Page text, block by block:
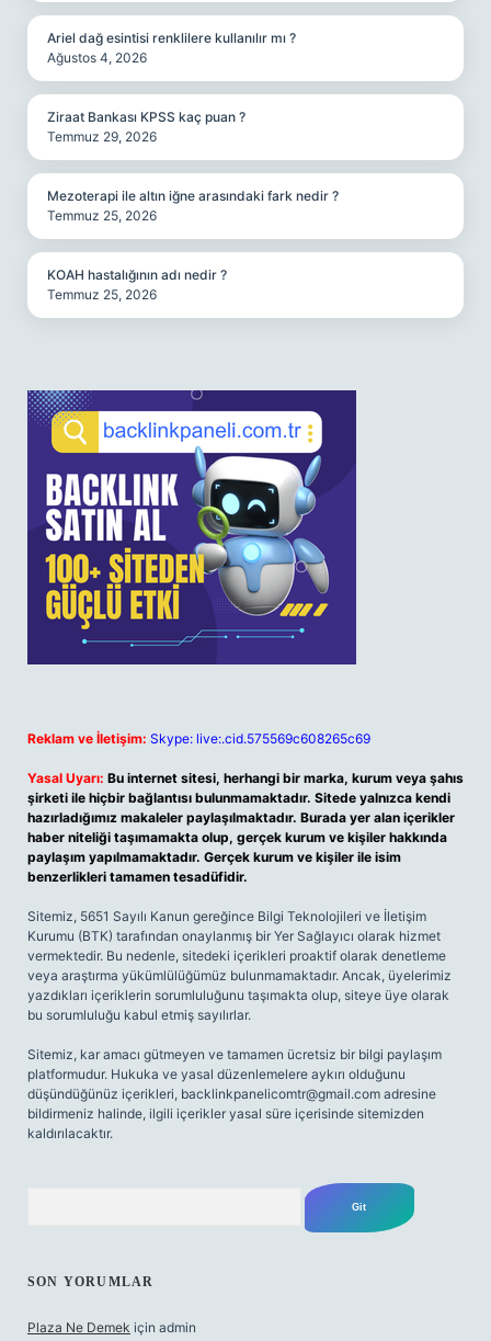
Ariel dağ esintisi renklilere kullanılır mı ?
Ağustos 4, 2026
Ziraat Bankası KPSS kaç puan ?
Temmuz 29, 2026
Mezoterapi ile altın iğne arasındaki fark nedir ?
Temmuz 25, 2026
KOAH hastalığının adı nedir ?
Temmuz 25, 2026
Reklam ve İletişim: Skype: live:.cid.575569c608265c69
Yasal Uyarı: Bu internet sitesi, herhangi bir marka, kurum veya şahıs
şirketi ile hiçbir bağlantısı bulunmamaktadır. Sitede yalnızca kendi
hazırladığımız makaleler paylaşılmaktadır. Burada yer alan içerikler
haber niteliği taşımamakta olup, gerçek kurum ve kişiler hakkında
paylaşım yapılmamaktadır. Gerçek kurum ve kişiler ile isim
benzerlikleri tamamen tesadüfidir.
Sitemiz, 5651 Sayılı Kanun gereğince Bilgi Teknolojileri ve İletişim
Kurumu (BTK) tarafından onaylanmış bir Yer Sağlayıcı olarak hizmet
vermektedir. Bu nedenle, sitedeki içerikleri proaktif olarak denetleme
veya araştırma yükümlülüğümüz bulunmamaktadır. Ancak, üyelerimiz
yazdıkları içeriklerin sorumluluğunu taşımakta olup, siteye üye olarak
bu sorumluluğu kabul etmiş sayılırlar.
Sitemiz, kar amacı gütmeyen ve tamamen ücretsiz bir bilgi paylaşım
platformudur. Hukuka ve yasal düzenlemelere aykırı olduğunu
düşündüğünüz içerikleri, backlinkpanelicomtr@gmail.com adresine
bildirmeniz halinde, ilgili içerikler yasal süre içerisinde sitemizden
kaldırılacaktır.
SON YORUMLAR
Plaza Ne Demek için admin